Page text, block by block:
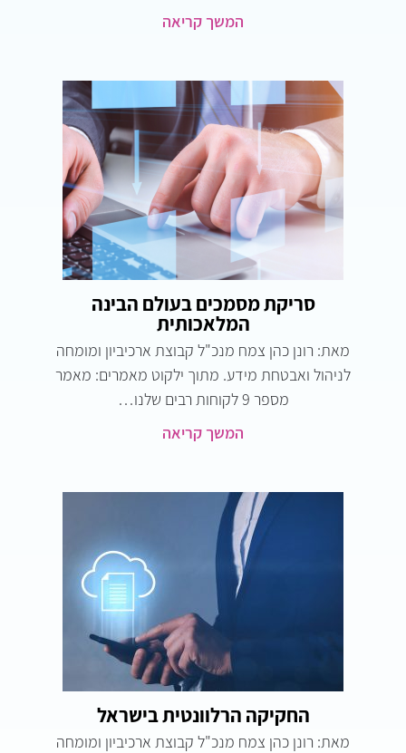
המשך קריאה
סריקת מסמכים בעולם הבינה
המלאכותית
מאת: רונן כהן צמח מנכ"ל קבוצת ארכיביון ומומחה
לניהול ואבטחת מידע. מתוך ילקוט מאמרים: מאמר
מספר 9 לקוחות רבים שלנו…
המשך קריאה
החקיקה הרלוונטית בישראל
מאת: רונן כהן צמח מנכ"ל קבוצת ארכיביון ומומחה